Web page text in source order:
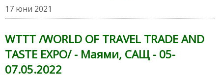
17 юни 2021
WTTT /WORLD OF TRAVEL TRADE AND
TASTE EXPO/ - Маями, САЩ - 05-
07.05.2022